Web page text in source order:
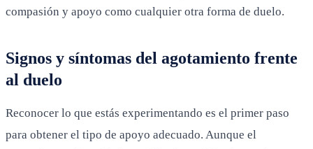
compasión y apoyo como cualquier otra forma de duelo.
Signos y síntomas del agotamiento frente
al duelo
Reconocer lo que estás experimentando es el primer paso
para obtener el tipo de apoyo adecuado. Aunque el